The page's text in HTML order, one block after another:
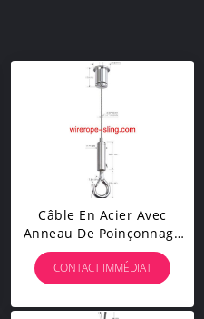
Câble En Acier Avec
Anneau De Poinçonnage
Et Crochet
CONTACT IMMÉDIAT